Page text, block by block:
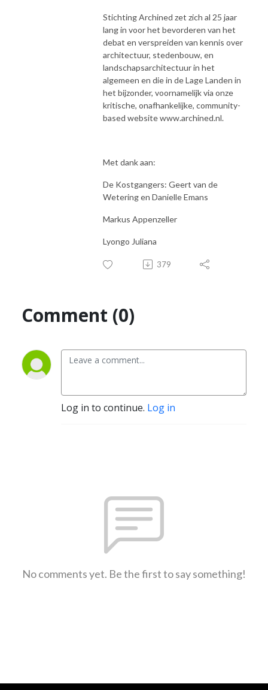
Stichting Archined zet zich al 25 jaar
lang in voor het bevorderen van het
debat en verspreiden van kennis over
architectuur, stedenbouw, en
landschapsarchitectuur in het
algemeen en die in de Lage Landen in
het bijzonder, voornamelijk via onze
kritische, onafhankelijke, community-
based website www.archined.nl.
Met dank aan:
De Kostgangers: Geert van de
Wetering en Danielle Emans
Markus Appenzeller
Lyongo Juliana
379
Comment (0)
Log in to continue. Log in
No comments yet. Be the first to say something!